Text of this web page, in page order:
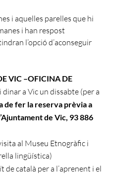
i aquelles parelles que hi
i han respost
l’opció d’aconseguir
VIC –OFICINA DE
a Vic un dissabte (per a
de fer la reserva prèvia a
de Vic, 93 886
al Museu Etnogràfic i
lingüística)
de català per a l’aprenent i el